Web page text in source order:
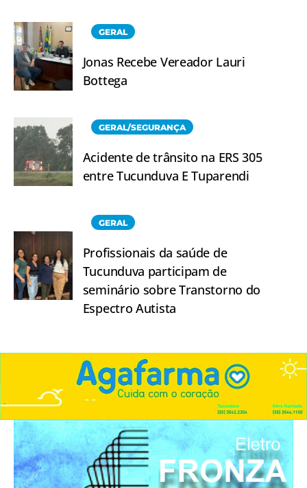
GERAL
Jonas Recebe Vereador Lauri
Bottega
GERAL/SEGURANÇA
Acidente de trânsito na ERS 305
entre Tucunduva E Tuparendi
GERAL
Profissionais da saúde de
Tucunduva participam de
seminário sobre Transtorno do
Espectro Autista